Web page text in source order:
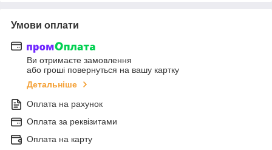
Умови оплати
Ви отримаєте замовлення
або гроші повернуться на вашу картку
Детальніше
Оплата на рахунок
Оплата за реквізитами
Оплата на карту